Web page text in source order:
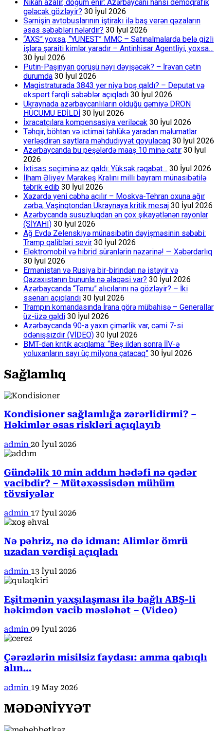
Nikah azalır, doğum enir: Azərbaycanı hansı demoqrafik
gələcək gözləyir? 30 İyul 2026
Sərnişin avtobuslarının iştirakı ilə baş verən qəzaların
əsas səbəbləri nələrdir? 30 İyul 2026
“AXS” yoxsa, “YUNEST” MMC – Satınalmalarda belə gizli
işlərə şəraiti kimlər yaradır – Antinhisar Agentliyi, yoxsa…
30 İyul 2026
Putin-Paşinyan görüşü nəyi dəyişəcək? – İrəvan çətin
durumda 30 İyul 2026
Magistraturada 3843 yer niyə boş qaldı? – Deputat və
ekspert fərqli səbəblər açıqladı 30 İyul 2026
Ukraynada azərbaycanlıların olduğu gəmiyə DRON
HÜCUMU EDİLDİ 30 İyul 2026
İxracatçılara kompensasiya veriləcək 30 İyul 2026
Təhqir, böhtan və ictimai təhlükə yaradan məlumatlar
yerləşdirən saytlara məhdudiyyət qoyulacaq 30 İyul 2026
Azərbaycanda bu peşələrdə maaş 10 minə çatır 30 İyul
2026
İxtisas seçiminə az qaldı: Yüksək rəqabət… 30 İyul 2026
İlham Əliyev Mərakeş Kralını milli bayram münasibətilə
təbrik edib 30 İyul 2026
Xəzərdə yeni cəbhə açılır – Moskva-Tehran oxuna ağır
zərbə, Vaşinqtondan Ukraynaya kritik mesaj 30 İyul 2026
Azərbycanda susuzluqdan ən çox şikayətlənən rayonlar
(SİYAHI) 30 İyul 2026
Ağ Evdə Zelenskiyə münasibətin dəyişməsinin səbəbi:
Tramp qalibləri sevir 30 İyul 2026
Elektromobil və hibrid sürənlərin nəzərinə! — Xəbərdarlıq
30 İyul 2026
Ermənistan və Rusiya bir-birindən nə istəyir və
Qazaxıstanın bununla nə əlaqəsi var? 30 İyul 2026
Azərbaycanda “Temu” alıcılarını nə gözləyir? – İki
ssenari açıqlandı 30 İyul 2026
Trampın komandasında İrana görə mübahisə – Generallar
üz-üzə gəldi 30 İyul 2026
Azərbaycanda 90-a yaxın çimərlik var, cəmi 7-si
ödənişsizdir (VİDEO) 30 İyul 2026
BMT-dən kritik açıqlama: “Beş ildən sonra İİV-ə
yoluxanların sayı üç milyona çatacaq” 30 İyul 2026
Sağlamlıq
Kondisioner sağlamlığa zərərlidirmi? –
Həkimlər əsas riskləri açıqlayıb
admin 20 İyul 2026
Gündəlik 10 min addım hədəfi nə qədər
vacibdir? – Mütəxəssisdən mühüm
tövsiyələr
admin 17 İyul 2026
Nə pəhriz, nə də idman: Alimlər ömrü
uzadan vərdişi açıqladı
admin 13 İyul 2026
Eşitmənin yaxşılaşması ilə bağlı ABŞ-li
həkimdən vacib məsləhət – (Video)
admin 09 İyul 2026
Çərəzlərin misilsiz faydası: amma qabıqlı
alın…
admin 19 May 2026
MƏDƏNİYYƏT